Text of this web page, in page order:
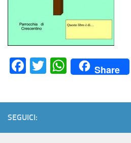
Facebook
TwitterShare
SEGUICI: